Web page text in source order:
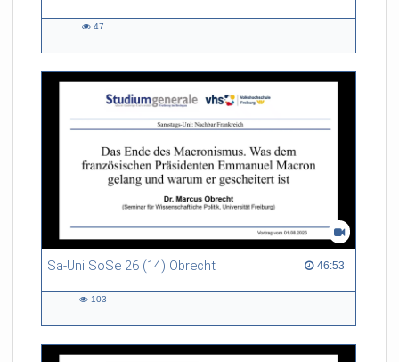
47
Sa-Uni SoSe 26 (14) Obrecht 46:53
46:53 duration
103